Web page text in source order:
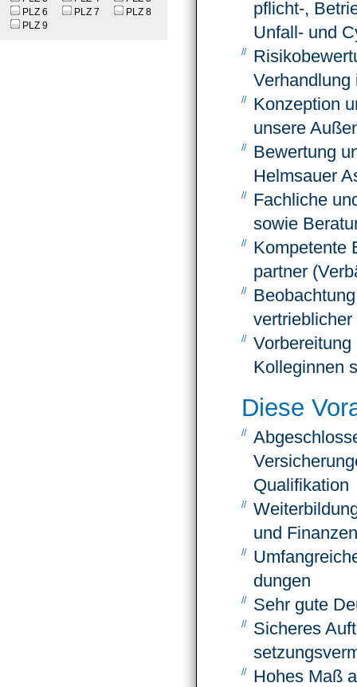
PLZ 6
PLZ 7
PLZ 8
PLZ 9
pflicht-,
Unfall- und
Verhand­lung
Konzep­tion
unsere
Bewertung
Helmsauer
Fachliche
sowie
Kompe­tente
partner
Kolleginnen
Diese
Qualifi­kation
und
dungen
Sehr gute
Sicheres
Hohes Maß